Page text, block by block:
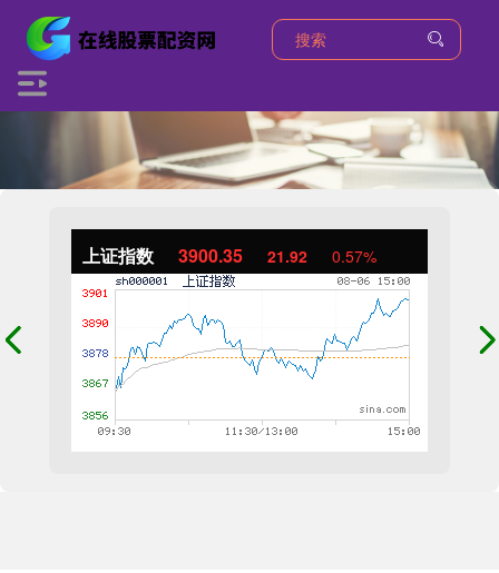
上证指数 3900.35 21.92 0.57%